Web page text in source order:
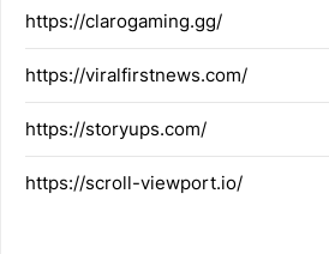
https://clarogaming.gg/
https://viralfirstnews.com/
https://storyups.com/
https://scroll-viewport.io/